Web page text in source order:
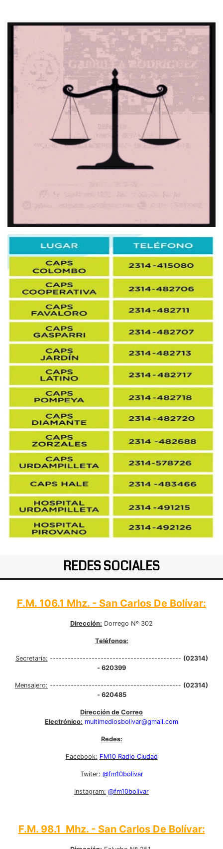
REDES SOCIALES
F.M. 106.1 Mhz. - San Carlos De Bolívar:
Dirección: Dorrego Nº 302
Teléfonos:
Secretaría: -------------------------------------------- (02314)
- 620399
Mensajero: -------------------------------------------- (02314)
- 620485
Dirección de Correo
Electrónico: multimediosbolivar@gmail.com
Redes:
Facebook: FM10 Radio Ciudad
Twiter: @fm10bolivar
Instagram: @fm10bolivar
F.M. 98.1 Mhz. - San Carlos De Bolívar: